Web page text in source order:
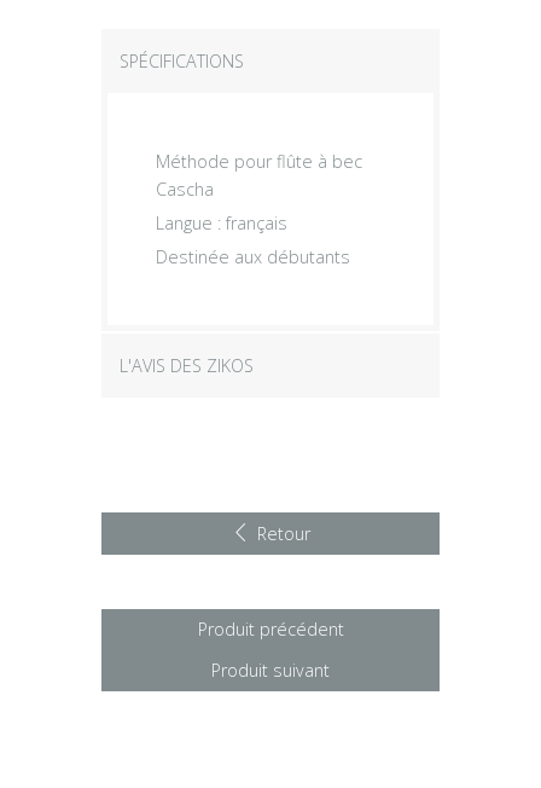
SPÉCIFICATIONS
Méthode pour flûte à bec
Cascha
Langue : français
Destinée aux débutants
L'AVIS DES ZIKOS
Retour
Produit précédent
Produit suivant